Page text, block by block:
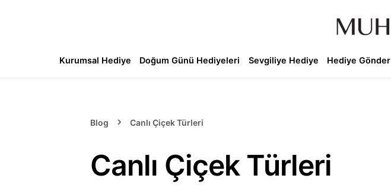
Kurumsal Hediye Doğum Günü Hediyeleri Sevgiliye Hediye Hediye Gönder
Blog Canlı Çiçek Türleri
Canlı Çiçek Türleri